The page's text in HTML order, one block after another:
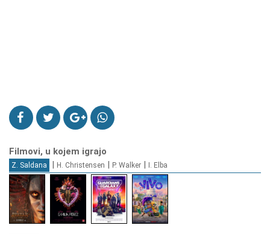
Filmovi, u kojem igrajo
Z. Saldana | H. Christensen | P. Walker | I. Elba